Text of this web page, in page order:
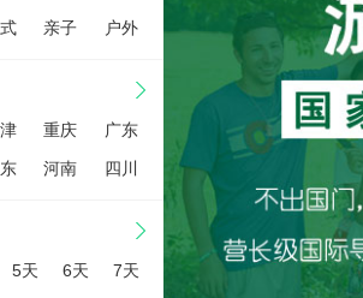
亲子 户外
重庆
广东
河南 四川
5天 6天
7天